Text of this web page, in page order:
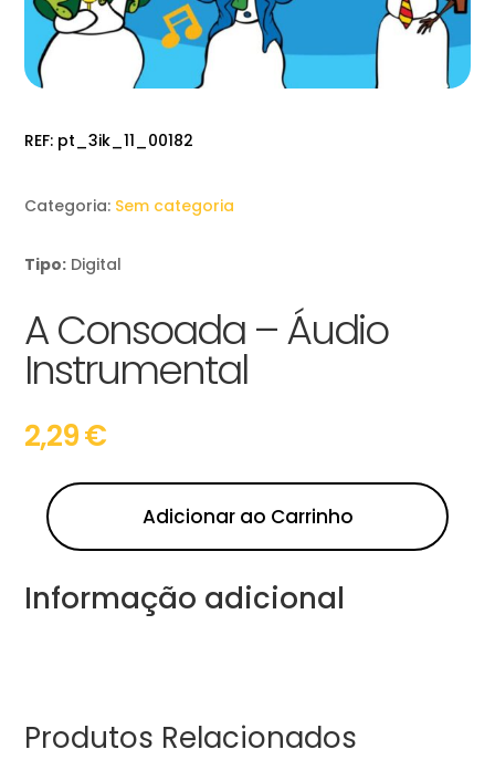
REF: pt_3ik_11_00182
Categoria: Sem categoria
Tipo: Digital
A Consoada – Áudio
Instrumental
2,29€
Adicionar ao Carrinho
Informação adicional
Produtos Relacionados